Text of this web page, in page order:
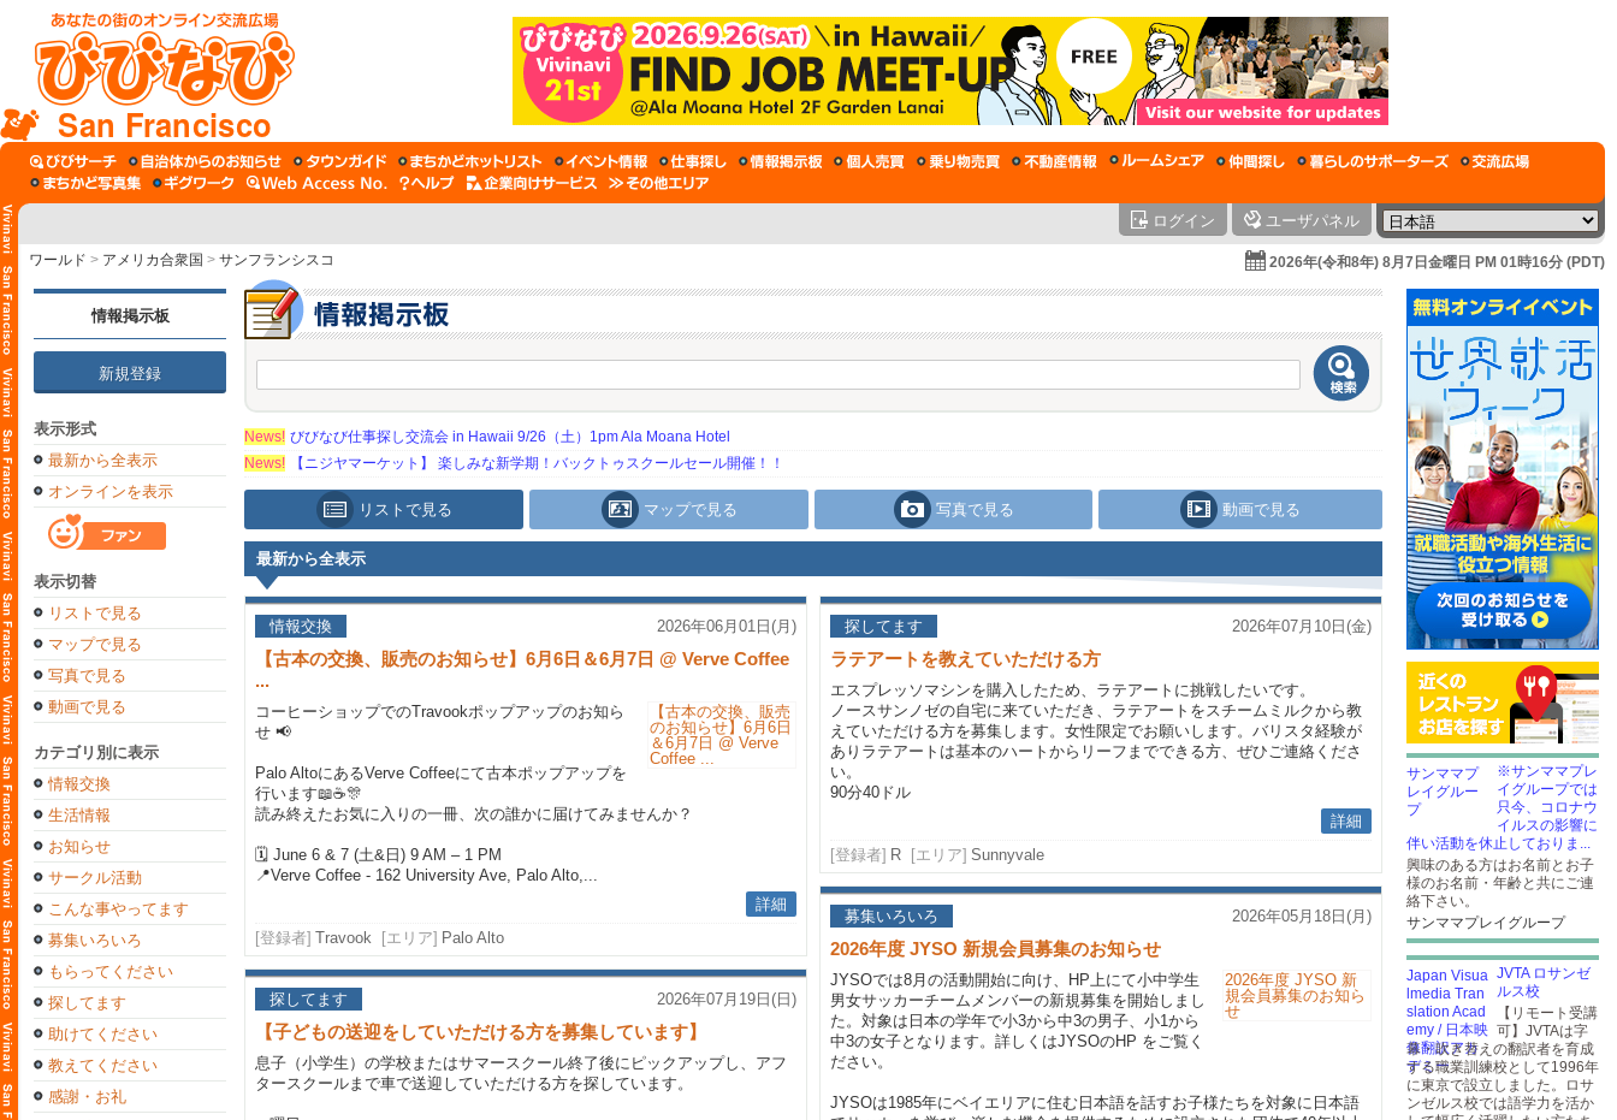
San Francisco
ログイン ユーザパネル
ワールド > アメリカ合衆国 > サンフランシスコ 2026年(令和8年) 8月7日金曜日 PM 01時16分 (PDT)
情報掲示板
新規登録
表示形式
最新から全表示
オンラインを表示
表示切替
リストで見る
マップで見る
写真で見る
動画で見る
カテゴリ別に表示
情報交換
生活情報
お知らせ
サークル活動
こんな事やってます
募集いろいろ
もらってください
探してます
助けてください
教えてください
感謝・お礼
News! びびなび仕事探し交流会 in Hawaii 9/26（土）1pm Ala Moana Hotel
News!
【ニジヤマーケット】 楽しみな新学期！バックトゥスクールセール開催！！
リストで見る マップで見る 写真で見る 動画で見る
最新から全表示
情報交換 2026年06月01日(月)
【古本の交換、販売のお知らせ】6月6日＆6月7日 @ Verve Coffee
...
コーヒーショップでのTravookポップアップのお知ら
せ 📢
Palo AltoにあるVerve Coffeeにて古本ポップアップを
行います📖☕🎊
読み終えたお気に入りの一冊、次の誰かに届けてみませんか？
🗓 June 6 & 7 (土&日) 9 AM – 1 PM
📍Verve Coffee - 162 University Ave, Palo Alto,...
詳細
[登録者] Travook [エリア] Palo Alto
探してます 2026年07月19日(日)
【子どもの送迎をしていただける方を募集しています】
息子（小学生）の学校またはサマースクール終了後にピックアップし、アフ
タースクールまで車で送迎していただける方を探しています。
探してます 2026年07月10日(金)
ラテアートを教えていただける方
エスプレッソマシンを購入したため、ラテアートに挑戦したいです。
ノースサンノゼの自宅に来ていただき、ラテアートをスチームミルクから教
えていただける方を募集します。女性限定でお願いします。バリスタ経験が
ありラテアートは基本のハートからリーフまでできる方、ぜひご連絡くださ
い。
90分40ドル
詳細
[登録者] R [エリア] Sunnyvale
募集いろいろ 2026年05月18日(月)
2026年度 JYSO 新規会員募集のお知らせ
JYSOでは8月の活動開始に向け、HP上にて小中学生
男女サッカーチームメンバーの新規募集を開始しまし
た。対象は日本の学年で小3から中3の男子、小1から
中3の女子となります。詳しくはJYSOのHP をご覧く
ださい。
JYSOは1985年にベイエリアに住む日本語を話すお子様たちを対象に日本語
※サンママプレ
イグループでは
只今、コロナウ
イルスの影響に
伴い活動を休止しておりま...
興味のある方はお名前とお子
様のお名前・年齢と共にご連
絡下さい。
サンママプレイグループ
JVTA ロサンゼ
ルス校
【リモート受講
可】JVTAは字
幕・吹き替えの翻訳者を育成
する職業訓練校として1996年
に東京で設立しました。ロサ
ンゼルス校では語学力を活か